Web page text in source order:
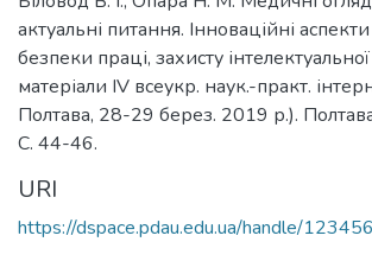
актуальні питання. Інноваційні
безпеки праці, захисту інтелектуальної
матеріали IV всеукр. наук.-практ.
Полтава, 28-29 берез. 2019 р.).
С. 44-46.
URI
https://dspace.pdau.edu.ua/handle/